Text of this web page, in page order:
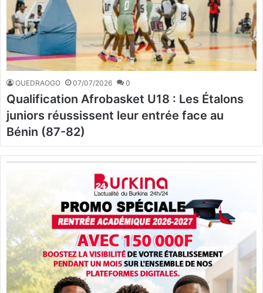
OUEDRAOGO 07/07/2026 0
Qualification Afrobasket U18 : Les Étalons
juniors réussissent leur entrée face au
Bénin (87-82)